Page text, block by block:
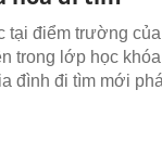
tại điểm trường
trong lớp học
đình đi tìm mới